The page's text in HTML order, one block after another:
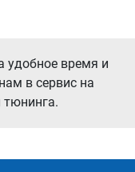
удобное время и
в сервис на
тюнинга.